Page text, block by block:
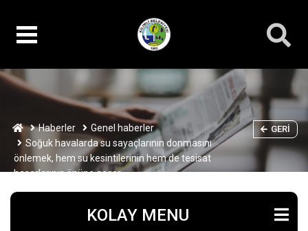
Haberler
Genel haberler
Soğuk havalarda su sayaçlarının donmasını
önlemek, hem su kesintilerinin hem de tesisat
hasarlarının önüne geçer.
GERI
KOLAY MENU